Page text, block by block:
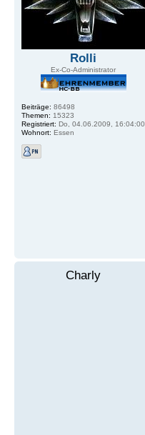
Rolli
Ex-Co-Administrator
Beiträge: 86498
Themen: 15323
Registriert: Do, 04.06.2009, 16:04:00
Wohnort: Essen
Charly